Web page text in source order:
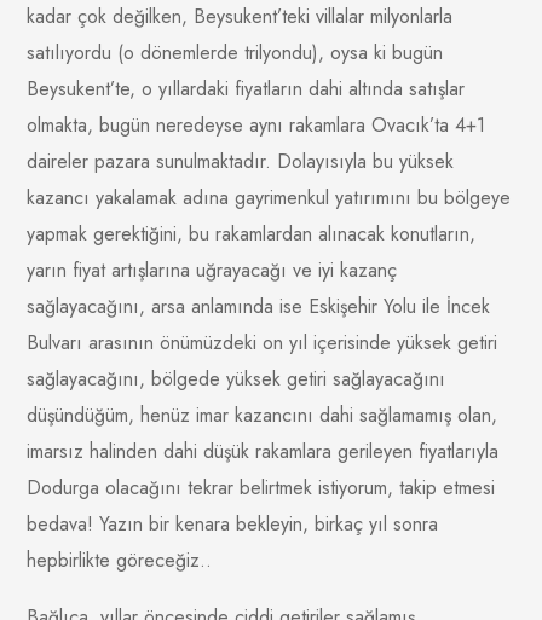
kadar çok değilken, Beysukent’teki villalar milyonlarla
satılıyordu (o dönemlerde trilyondu), oysa ki bugün
Beysukent’te, o yıllardaki fiyatların dahi altında satışlar
olmakta, bugün neredeyse aynı rakamlara Ovacık’ta 4+1
daireler pazara sunulmaktadır. Dolayısıyla bu yüksek
kazancı yakalamak adına gayrimenkul yatırımını bu bölgeye
yapmak gerektiğini, bu rakamlardan alınacak konutların,
yarın fiyat artışlarına uğrayacağı ve iyi kazanç
sağlayacağını, arsa anlamında ise Eskişehir Yolu ile İncek
Bulvarı arasının önümüzdeki on yıl içerisinde yüksek getiri
sağlayacağını, bölgede yüksek getiri sağlayacağını
düşündüğüm, henüz imar kazancını dahi sağlamamış olan,
imarsız halinden dahi düşük rakamlara gerileyen fiyatlarıyla
Dodurga olacağını tekrar belirtmek istiyorum, takip etmesi
bedava! Yazın bir kenara bekleyin, birkaç yıl sonra
hepbirlikte göreceğiz..